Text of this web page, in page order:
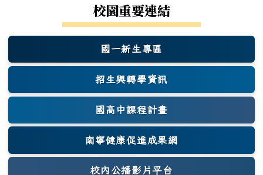
校園重要連結
國一新生專區
(另開新視窗)
招生與轉學資訊
國高中課程計畫
南寧健康促進成果網
(另開新視窗)
校內公播影片平台